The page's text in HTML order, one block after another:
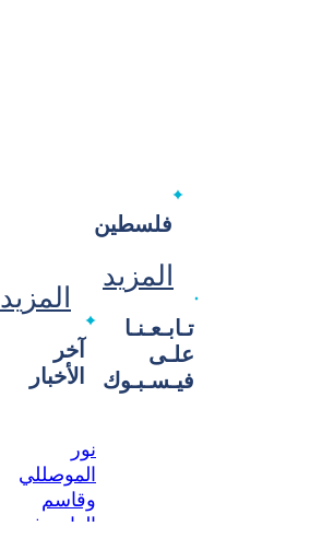
فلسطين
المزيد
آخر
الأخبار
نور
الموصللي
وقاسم
العاني في
المزيد
تـابـعـنـا
علـى
فيـسـبـوك